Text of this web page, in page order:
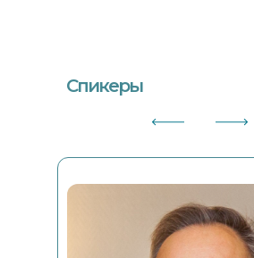
Спикеры